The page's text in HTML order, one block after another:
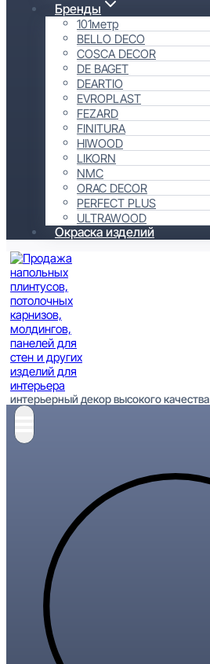
Бренды
101метр
BELLO DECO
COSCA DECOR
DE BAGET
DEARTIO
EVROPLAST
FEZARD
FINITURA
HIWOOD
LIKORN
NMC
ORAC DECOR
PERFECT PLUS
ULTRAWOOD
Окраска изделий
интерьерный декор высокого качества